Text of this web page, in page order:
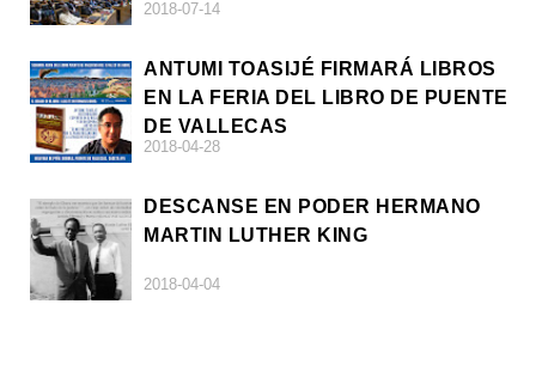
2018-07-14
ANTUMI TOASIJÉ FIRMARÁ LIBROS
EN LA FERIA DEL LIBRO DE PUENTE
DE VALLECAS
2018-04-28
DESCANSE EN PODER HERMANO
MARTIN LUTHER KING
2018-04-04